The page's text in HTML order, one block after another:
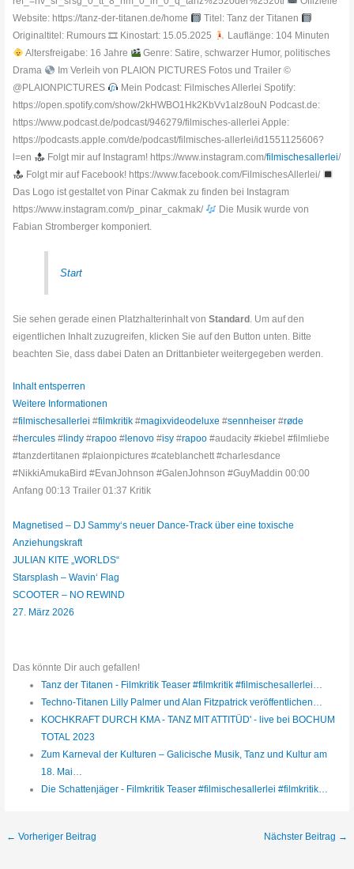
Website: https://tanz-der-titanen.de/home
Titel: Tanz der Titanen
Originaltitel: Rumours 🎞 Kinostart: 15.05.2025
Lauflänge: 104 Minuten
Altersfreigabe: 16 Jahre
Genre: Satire, schwarzer Humor, politisches
Drama
Im Verleih von PLAION PICTURES Fotos und Trailer ©
@PLAIONPICTURES
Mein Podcast: Filmisches Allerlei Spotify:
https://open.spotify.com/show/2kHWBO1Hk2KbVv1alz8ouN Podcast.de:
https://www.podcast.de/podcast/946279/filmisches-allerlei Apple:
https://podcasts.apple.com/de/podcast/filmisches-allerlei/id1551125606?
l=en
Folgt mir auf Instagram! https://www.instagram.com/filmischesallerlei/
Folgt mir auf Facebook! https://www.facebook.com/FilmischesAllerlei/
Das Logo ist gestaltet von Pinar Cakmak zu finden bei Instagram
https://www.instagram.com/p_pinar_cakmak/
Die Musik wurde von
Fabian Stromberger komponiert.
Start
Sie sehen gerade einen Platzhalterinhalt vonStandard . Um auf den
eigentlichen Inhalt zuzugreifen, klicken Sie auf den Button unten. Bitte
beachten Sie, dass dabei Daten an Drittanbieter weitergegeben werden.
Inhalt entsperren
Weitere Informationen
#filmischesallerlei #filmkritik #magixvideodeluxe #sennheiser #røde
#hercules #lindy #rapoo #lenovo #isy #rapoo #audacity #kiebel #filmliebe
#tanzdertitanen #plaionpictures #cateblanchett #charlesdance
#NikkiAmukaBird #EvanJohnson #GalenJohnson #GuyMaddin 00:00
Anfang 00:13 Trailer 01:37 Kritik
Magnetised – DJ Sammy‘s neuer Dance-Track über eine toxische
Anziehungskraft
JULIAN KITE „WORLDS“
Starsplash – Wavin‘ Flag
SCOOTER – NO REWIND
27. März 2026
Das könnte Dir auch gefallen!
Tanz der Titanen - Filmkritik Teaser #filmkritik #filmischesallerlei…
Techno-Titanen Lilly Palmer und Alan Fitzpatrick veröffentlichen…
KOCHKRAFT DURCH KMA - TANZ MIT ATTITÜD' - live bei BOCHUM
TOTAL 2023
Zum Karneval der Kulturen – Galicische Musik, Tanz und Kultur am
18. Mai…
Die Schattenjäger - Filmkritik Teaser #filmischesallerlei #filmkritik…
← Vorheriger Beitrag Nächster Beitrag →